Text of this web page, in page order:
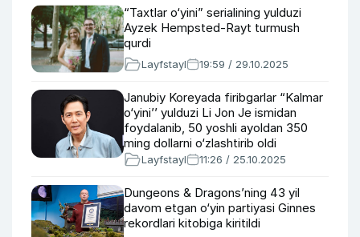
“Taxtlar o‘yini” serialining yulduzi
Ayzek Hempsted-Rayt turmush
qurdi
Layfstayl 19:59 / 29.10.2025
Janubiy Koreyada firibgarlar “Kalmar
o‘yini’’ yulduzi Li Jon Je ismidan
foydalanib, 50 yoshli ayoldan 350
ming dollarni o‘zlashtirib oldi
Layfstayl 11:26 / 25.10.2025
Dungeons & Dragons’ning 43 yil
davom etgan o‘yin partiyasi Ginnes
rekordlari kitobiga kiritildi